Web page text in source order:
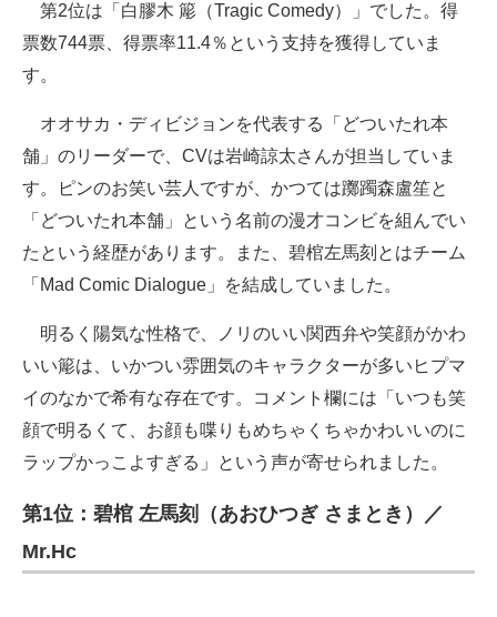
第2位は「白膠木 簓（Tragic Comedy）」でした。得
票数744票、得票率11.4％という支持を獲得していま
す。
オオサカ・ディビジョンを代表する「どついたれ本
舗」のリーダーで、CVは岩崎諒太さんが担当していま
す。ピンのお笑い芸人ですが、かつては躑躅森盧笙と
「どついたれ本舗」という名前の漫才コンビを組んでい
たという経歴があります。また、碧棺左馬刻とはチーム
「Mad Comic Dialogue」を結成していました。
明るく陽気な性格で、ノリのいい関西弁や笑顔がかわ
いい簓は、いかつい雰囲気のキャラクターが多いヒプマ
イのなかで希有な存在です。コメント欄には「いつも笑
顔で明るくて、お顔も喋りもめちゃくちゃかわいいのに
ラップかっこよすぎる」という声が寄せられました。
第1位：碧棺 左馬刻（あおひつぎ さまとき）／
Mr.Hc